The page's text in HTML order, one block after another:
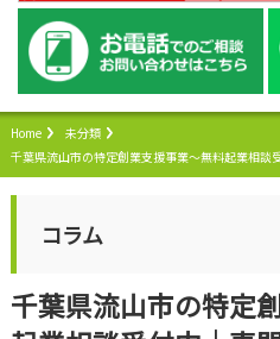
Home
未分類
千葉県流山市の特定創業支援事業～無料起業相談
コラム
千葉県流山市の特定